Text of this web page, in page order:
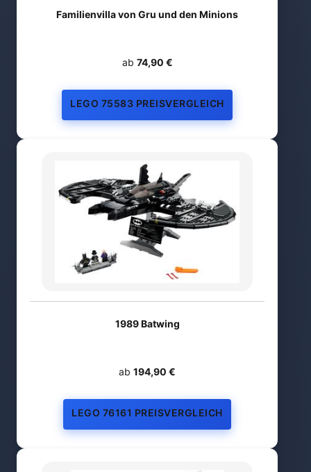
Familienvilla von Gru und den Minions
ab 74,90 €
LEGO 75583 PREISVERGLEICH
1989 Batwing
ab 194,90 €
LEGO 76161 PREISVERGLEICH